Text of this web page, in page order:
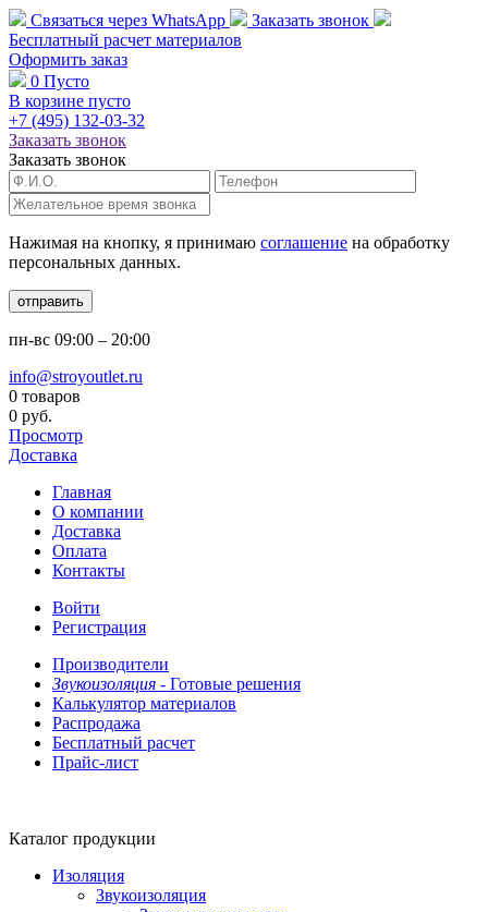
Связаться через WhatsApp
Заказать звонок
Бесплатный расчет материалов
Оформить заказ
0 Пусто
В корзине пусто
+7 (495) 132-03-32
Заказать звонок
Заказать звонок
Нажимая на кнопку, я принимаю соглашение на обработку
персональных данных.
отправить
пн-вс 09:00 – 20:00
info@stroyoutlet.ru
0 товаров
0 руб.
Просмотр
Доставка
Главная
О компании
Доставка
Оплата
Контакты
Войти
Регистрация
Производители
Звукоизоляция - Готовые решения
Калькулятор материалов
Распродажа
Бесплатный расчет
Прайс-лист
Каталог продукции
Изоляция
Звукоизоляция